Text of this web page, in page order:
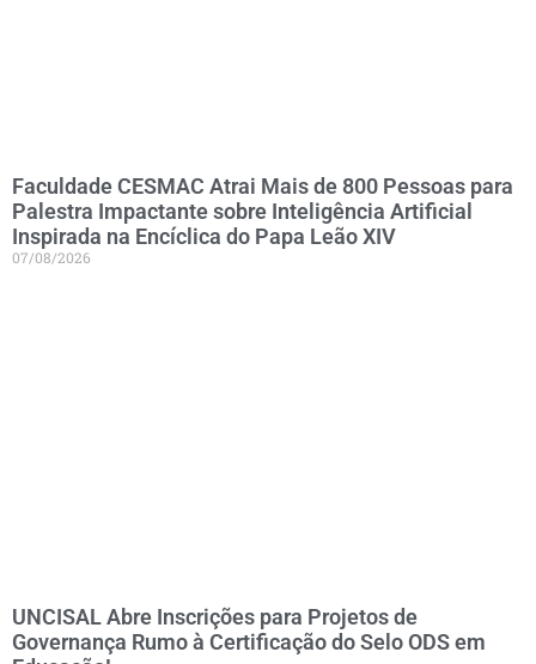
Faculdade CESMAC Atrai Mais de 800 Pessoas para
Palestra Impactante sobre Inteligência Artificial
Inspirada na Encíclica do Papa Leão XIV
07/08/2026
UNCISAL Abre Inscrições para Projetos de
Governança Rumo à Certificação do Selo ODS em